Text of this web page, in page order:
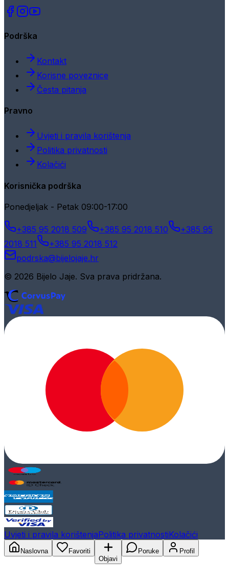
Podrška
Kontakt
Korisne poveznice
Česta pitanja
Pravno
Uvjeti i pravila korištenja
Politika privatnosti
Kolačići
Korisnička podrška
Ponedjeljak - Petak 09:00-17:00
+385 95 2018 509 +385 95 2018 510
+385 95
2018 511
+385 95 2018 512
podrska@bijelojaje.hr
© 2026 Bijelo Jaje. Sva prava pridržana.
Uvjeti i pravila korištenjaPolitika privatnostiKolačići
Naslovna
Favoriti
Objavi
Poruke Profil